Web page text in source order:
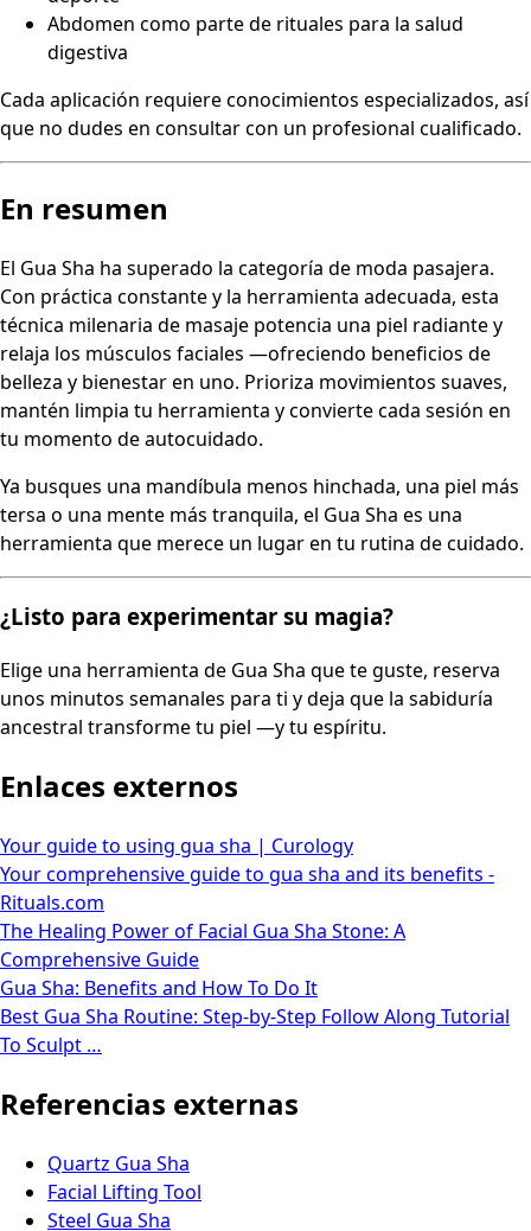
Abdomen como parte de rituales para la salud
digestiva
Cada aplicación requiere conocimientos especializados, así
que no dudes en consultar con un profesional cualificado.
En resumen
El Gua Sha ha superado la categoría de moda pasajera.
Con práctica constante y la herramienta adecuada, esta
técnica milenaria de masaje potencia una piel radiante y
relaja los músculos faciales —ofreciendo beneficios de
belleza y bienestar en uno. Prioriza movimientos suaves,
mantén limpia tu herramienta y convierte cada sesión en
tu momento de autocuidado.
Ya busques una mandíbula menos hinchada, una piel más
tersa o una mente más tranquila, el Gua Sha es una
herramienta que merece un lugar en tu rutina de cuidado.
¿Listo para experimentar su magia?
Elige una herramienta de Gua Sha que te guste, reserva
unos minutos semanales para ti y deja que la sabiduría
ancestral transforme tu piel —y tu espíritu.
Enlaces externos
Your guide to using gua sha | Curology
Your comprehensive guide to gua sha and its benefits -
Rituals.com
The Healing Power of Facial Gua Sha Stone: A
Comprehensive Guide
Gua Sha: Benefits and How To Do It
Best Gua Sha Routine: Step-by-Step Follow Along Tutorial
To Sculpt …
Referencias externas
Quartz Gua Sha
Facial Lifting Tool
Steel Gua Sha